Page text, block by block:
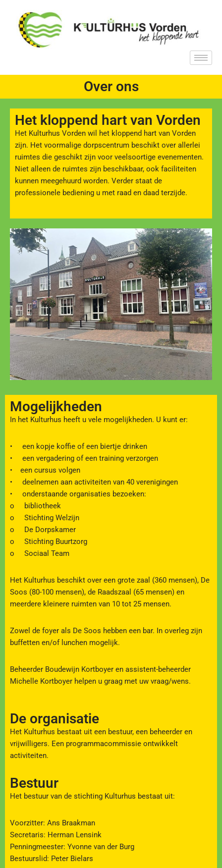
Ga
naar
Over ons
Het kloppend hart van Vorden
Het Kulturhus Vorden wil het kloppend hart van Vorden
zijn. Het voormalige dorpscentrum beschikt over allerlei
ruimtes die geschikt zijn voor veelsoortige evenementen.
Niet alleen de ruimtes zijn beschikbaar, ook faciliteiten
kunnen meegehuurd worden. Verder staat de
professionele bediening u met raad en daad terzijde.
Mogelijkheden
In het Kulturhus heeft u vele mogelijkheden. U kunt er:
• een kopje koffie of een biertje drinken
• een vergadering of een training verzorgen
• een cursus volgen
• deelnemen aan activiteiten van 40 verenigingen
• onderstaande organisaties bezoeken:
o bibliotheek
o Stichting Welzijn
o De Dorpskamer
o Stichting Buurtzorg
o Sociaal Team
Het Kulturhus beschikt over een grote zaal (360 mensen), De
Soos (80-100 mensen), de Raadszaal (65 mensen) en
meerdere kleinere ruimten van 10 tot 25 mensen.
Zowel de foyer als De Soos hebben een bar. In overleg zijn
buffetten en/of lunchen mogelijk.
Beheerder Boudewijn Kortboyer en assistent-beheerder
Michelle Kortboyer helpen u graag met uw vraag/wens.
De organisatie
Het Kulturhus bestaat uit een bestuur, een beheerder en
vrijwilligers. Een programmacommissie ontwikkelt
activiteiten.
Bestuur
Het bestuur van de stichting Kulturhus bestaat uit:
Voorzitter: Ans Braakman
Secretaris: Herman Lensink
Penningmeester: Yvonne van der Burg
Bestuurslid: Peter Bielars